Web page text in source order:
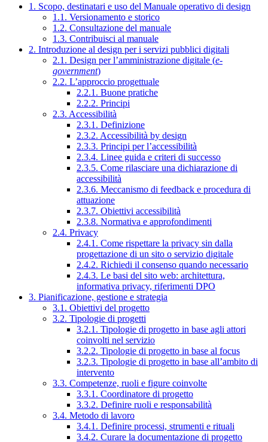
1. Scopo, destinatari e uso del Manuale operativo di design
1.1. Versionamento e storico
1.2. Consultazione del manuale
1.3. Contribuisci al manuale
2. Introduzione al design per i servizi pubblici digitali
2.1. Design per l’amministrazione digitale (e-
government)
2.2. L’approccio progettuale
2.2.1. Buone pratiche
2.2.2. Principi
2.3. Accessibilità
2.3.1. Definizione
2.3.2. Accessibilità by design
2.3.3. Principi per l’accessibilità
2.3.4. Linee guida e criteri di successo
2.3.5. Come rilasciare una dichiarazione di
accessibilità
2.3.6. Meccanismo di feedback e procedura di
attuazione
2.3.7. Obiettivi accessibilità
2.3.8. Normativa e approfondimenti
2.4. Privacy
2.4.1. Come rispettare la privacy sin dalla
progettazione di un sito o servizio digitale
2.4.2. Richiedi il consenso quando necessario
2.4.3. Le basi del sito web: architettura,
informativa privacy, riferimenti DPO
3. Pianificazione, gestione e strategia
3.1. Obiettivi del progetto
3.2. Tipologie di progetti
3.2.1. Tipologie di progetto in base agli attori
coinvolti nel servizio
3.2.2. Tipologie di progetto in base al focus
3.2.3. Tipologie di progetto in base all’ambito di
intervento
3.3. Competenze, ruoli e figure coinvolte
3.3.1. Coordinatore di progetto
3.3.2. Definire ruoli e responsabilità
3.4. Metodo di lavoro
3.4.1. Definire processi, strumenti e rituali
3.4.2. Curare la documentazione di progetto